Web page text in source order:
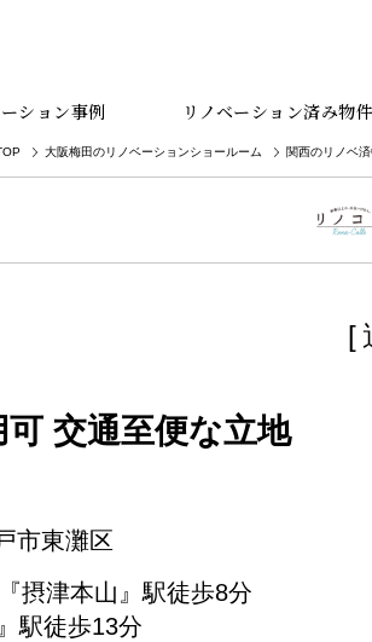
ション事例 リノベーション済み物件
大阪梅田のリノベーションショールーム 関西のリノベ
[
交通至便な立地
市東灘区
摂津本山』駅徒歩8分
駅徒歩13分